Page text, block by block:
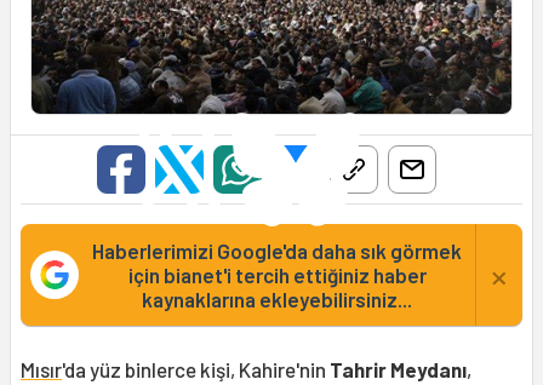
Haberlerimizi Google'da daha sık görmek
için bianet'i tercih ettiğiniz haber
kaynaklarına ekleyebilirsiniz...
×
Mısır'da yüz binlerce kişi, Kahire'nin Tahrir Meydanı,